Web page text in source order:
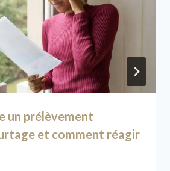
un prélèvement
et comment réagir